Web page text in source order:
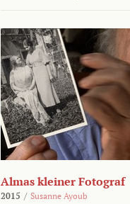
Almas kleiner Fotograf
2015 / Susanne Ayoub